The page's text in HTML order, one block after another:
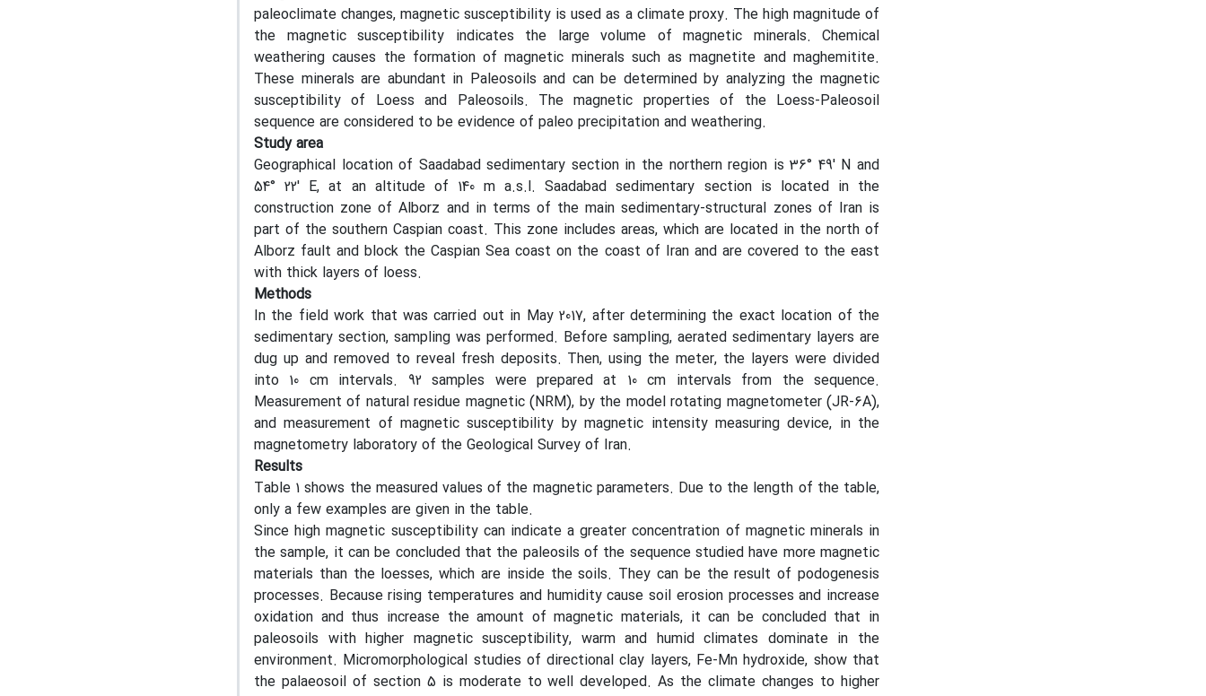
paleoclimate changes, magnetic susceptibility is used as a climate proxy. The high magnitude of
the magnetic susceptibility indicates the large volume of magnetic minerals. Chemical
weathering causes the formation of magnetic minerals such as magnetite and maghemitite.
These minerals are abundant in Paleosoils and can be determined by analyzing the magnetic
susceptibility of Loess and Paleosoils. The magnetic properties of the Loess-Paleosoil
sequence are considered to be evidence of paleo precipitation and weathering.
Study area
Geographical location of Saadabad sedimentary section in the northern region is 36° 49' N and
54° 22' E, at an altitude of 140 m a.s.l. Saadabad sedimentary section is located in the
construction zone of Alborz and in terms of the main sedimentary-structural zones of Iran is
part of the southern Caspian coast. This zone includes areas, which are located in the north of
Alborz fault and block the Caspian Sea coast on the coast of Iran and are covered to the east
with thick layers of loess.
Methods
In the field work that was carried out in May 2017, after determining the exact location of the
sedimentary section, sampling was performed. Before sampling, aerated sedimentary layers are
dug up and removed to reveal fresh deposits. Then, using the meter, the layers were divided
into 10 cm intervals. 92 samples were prepared at 10 cm intervals from the sequence.
Measurement of natural residue magnetic (NRM), by the model rotating magnetometer (JR-6A),
and measurement of magnetic susceptibility by magnetic intensity measuring device, in the
magnetometry laboratory of the Geological Survey of Iran.
Results
Table 1 shows the measured values of the magnetic parameters. Due to the length of the table,
only a few examples are given in the table.
Since high magnetic susceptibility can indicate a greater concentration of magnetic minerals in
the sample, it can be concluded that the paleosils of the sequence studied have more magnetic
materials than the loesses, which are inside the soils. They can be the result of podogenesis
processes. Because rising temperatures and humidity cause soil erosion processes and increase
oxidation and thus increase the amount of magnetic materials, it can be concluded that in
paleosoils with higher magnetic susceptibility, warm and humid climates dominate in the
environment. Micromorphological studies of directional clay layers, Fe-Mn hydroxide, show that
the palaeosoil of section 5 is moderate to well developed. As the climate changes to higher